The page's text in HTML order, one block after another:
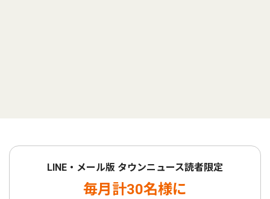
LINE・メール版 タウンニュース読者限定
毎月計30名様に